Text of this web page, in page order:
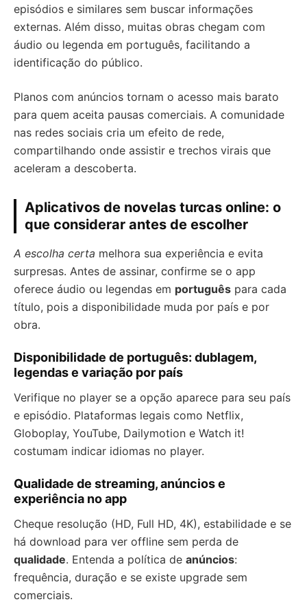
episódios e similares sem buscar informações
externas. Além disso, muitas obras chegam com
áudio ou legenda em português, facilitando a
identificação do público.
Planos com anúncios tornam o acesso mais barato
para quem aceita pausas comerciais. A comunidade
nas redes sociais cria um efeito de rede,
compartilhando onde assistir e trechos virais que
aceleram a descoberta.
Aplicativos de novelas turcas online: o
que considerar antes de escolher
A escolha certa melhora sua experiência e evita
surpresas. Antes de assinar, confirme se o app
oferece áudio ou legendas em português para cada
título, pois a disponibilidade muda por país e por
obra.
Disponibilidade de português: dublagem,
legendas e variação por país
Verifique no player se a opção aparece para seu país
e episódio. Plataformas legais como Netflix,
Globoplay, YouTube, Dailymotion e Watch it!
costumam indicar idiomas no player.
Qualidade de streaming, anúncios e
experiência no app
Cheque resolução (HD, Full HD, 4K), estabilidade e se
há download para ver offline sem perda de
qualidade. Entenda a política de anúncios:
frequência, duração e se existe upgrade sem
comerciais.